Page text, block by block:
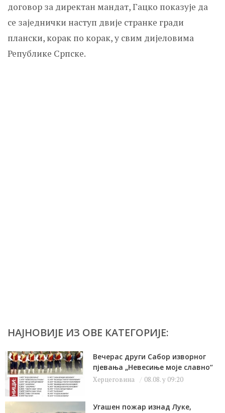
договор за директан мандат, Гацко показује да
се заједнички наступ двије странке гради
плански, корак по корак, у свим дијеловима
Републике Српске.
НАЈНОВИЈЕ ИЗ ОВЕ КАТЕГОРИЈЕ:
Вечерас други Сабор изворног
пјевања „Невесиње моје славно“
Херцеговина 08.08. у 09:20
Угашен пожар изнад Луке,